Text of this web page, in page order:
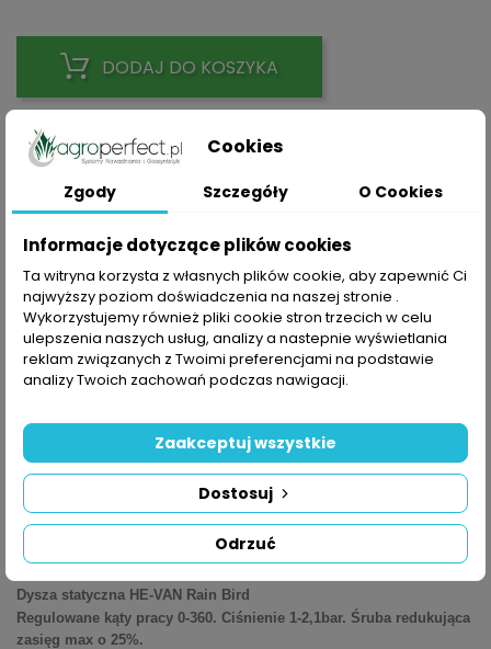
DODAJ DO KOSZYKA
Udostępnij
Polityka prywatności
Składając zamówienie akceptujesz Politykę prywatności
Zasady dostawy
Składając zamówienie akceptujesz Zasady Wysyłki i
Zwrotu
Zasady bezpieczeństwa
Składając zamówienie akceptujesz Regulamin sklepu
OPIS
SZCZEGÓŁY PRODUKTU
Dysza statyczna HE-VAN Rain Bird
Regulowane kąty pracy 0-360. Ciśnienie 1-2,1bar. Śruba redukująca
zasięg max o 25%.
Cookies
Zgody Szczegóły O Cookies
Informacje dotyczące plików cookies
Ta witryna korzysta z własnych plików cookie, aby zapewnić Ci
najwyższy poziom doświadczenia na naszej stronie .
Wykorzystujemy również pliki cookie stron trzecich w celu
ulepszenia naszych usług, analizy a nastepnie wyświetlania
reklam związanych z Twoimi preferencjami na podstawie
analizy Twoich zachowań podczas nawigacji.
Odrzuć
Dostosuj
Zaakceptuj wszystkie